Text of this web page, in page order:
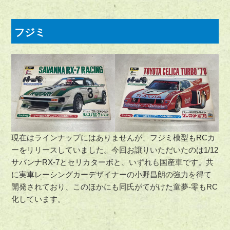
フジミ
現在はラインナップにはありませんが、フジミ模型もRCカ
ーをリリースしていました。今回お譲りいただいたのは1/12
サバンナRX-7とセリカターボと、いずれも国産車です。共
に実車レーシングカーデザイナーの小野昌朗の強力を得て
開発されており、このほかにも同氏がてがけた童夢-零もRC
化しています。